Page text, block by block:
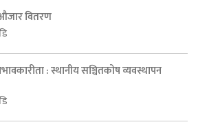
वितरण
: स्थानीय सञ्चितकोष व्यवस्थापन